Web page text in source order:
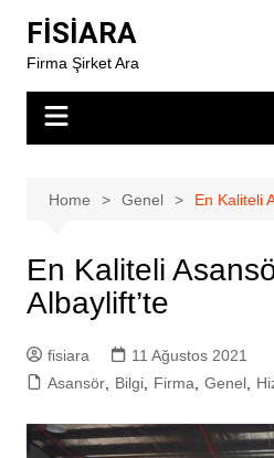
content
FİSİARA
Firma Şirket Ara
Home Genel En Kaliteli
En Kaliteli
Albaylift’te
fisiara
11 Ağustos 2021
Asansör, Bilgi, Firma Genel,